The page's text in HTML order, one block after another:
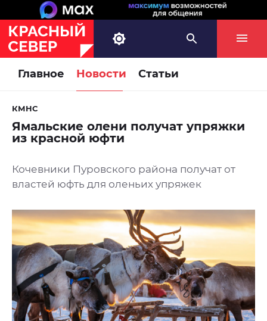
Главное Новости Статьи
КМНС
Ямальские олени получат упряжки
из красной юфти
Кочевники Пуровского района получат от
властей юфть для оленьих упряжек